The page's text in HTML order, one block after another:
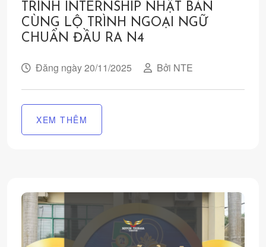
TRÌNH INTERNSHIP NHẬT BẢN
CÙNG LỘ TRÌNH NGOẠI NGỮ
CHUẨN ĐẦU RA N4
Đăng ngày 20/11/2025 Bởi NTE
XEM THÊM